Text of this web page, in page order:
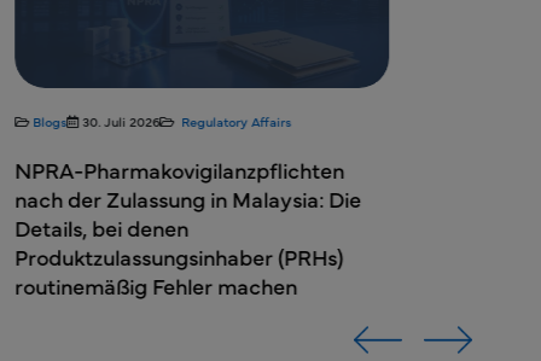
Was für ein großartiges Team Sie haben, Freyr.
Regulierungsberater
Was für ein großartiges Team Sie haben, Freyr.
Lynne McGrath
Blogs 30. Juli 2026 Regulatory Affairs
NPRA-Pharmakovigilanzpflichten
nach der Zulassung in Malaysia: Die
Details, bei denen
Produktzulassungsinhaber (PRHs)
routinemäßig Fehler machen